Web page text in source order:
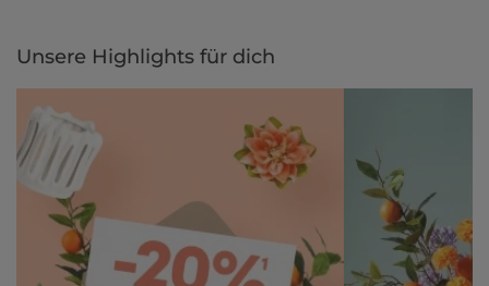
Unsere Highlights für dich